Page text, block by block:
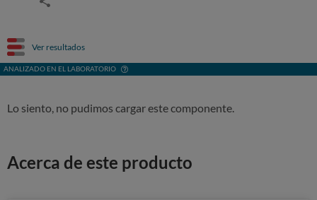
Ver resultados
ANALIZADO EN EL LABORATORIO
Lo siento, no pudimos cargar este componente.
Acerca de este producto